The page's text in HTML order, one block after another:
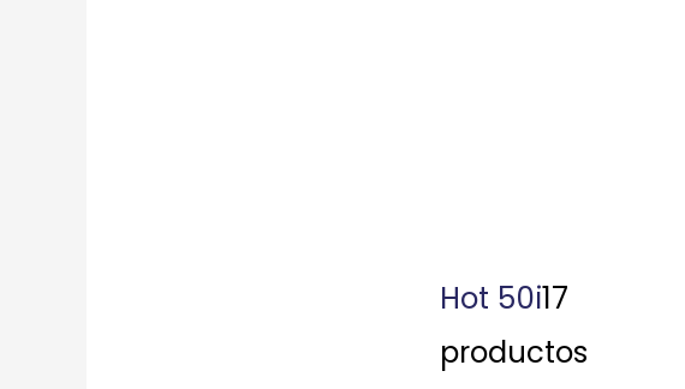
Hot 50i17
productos